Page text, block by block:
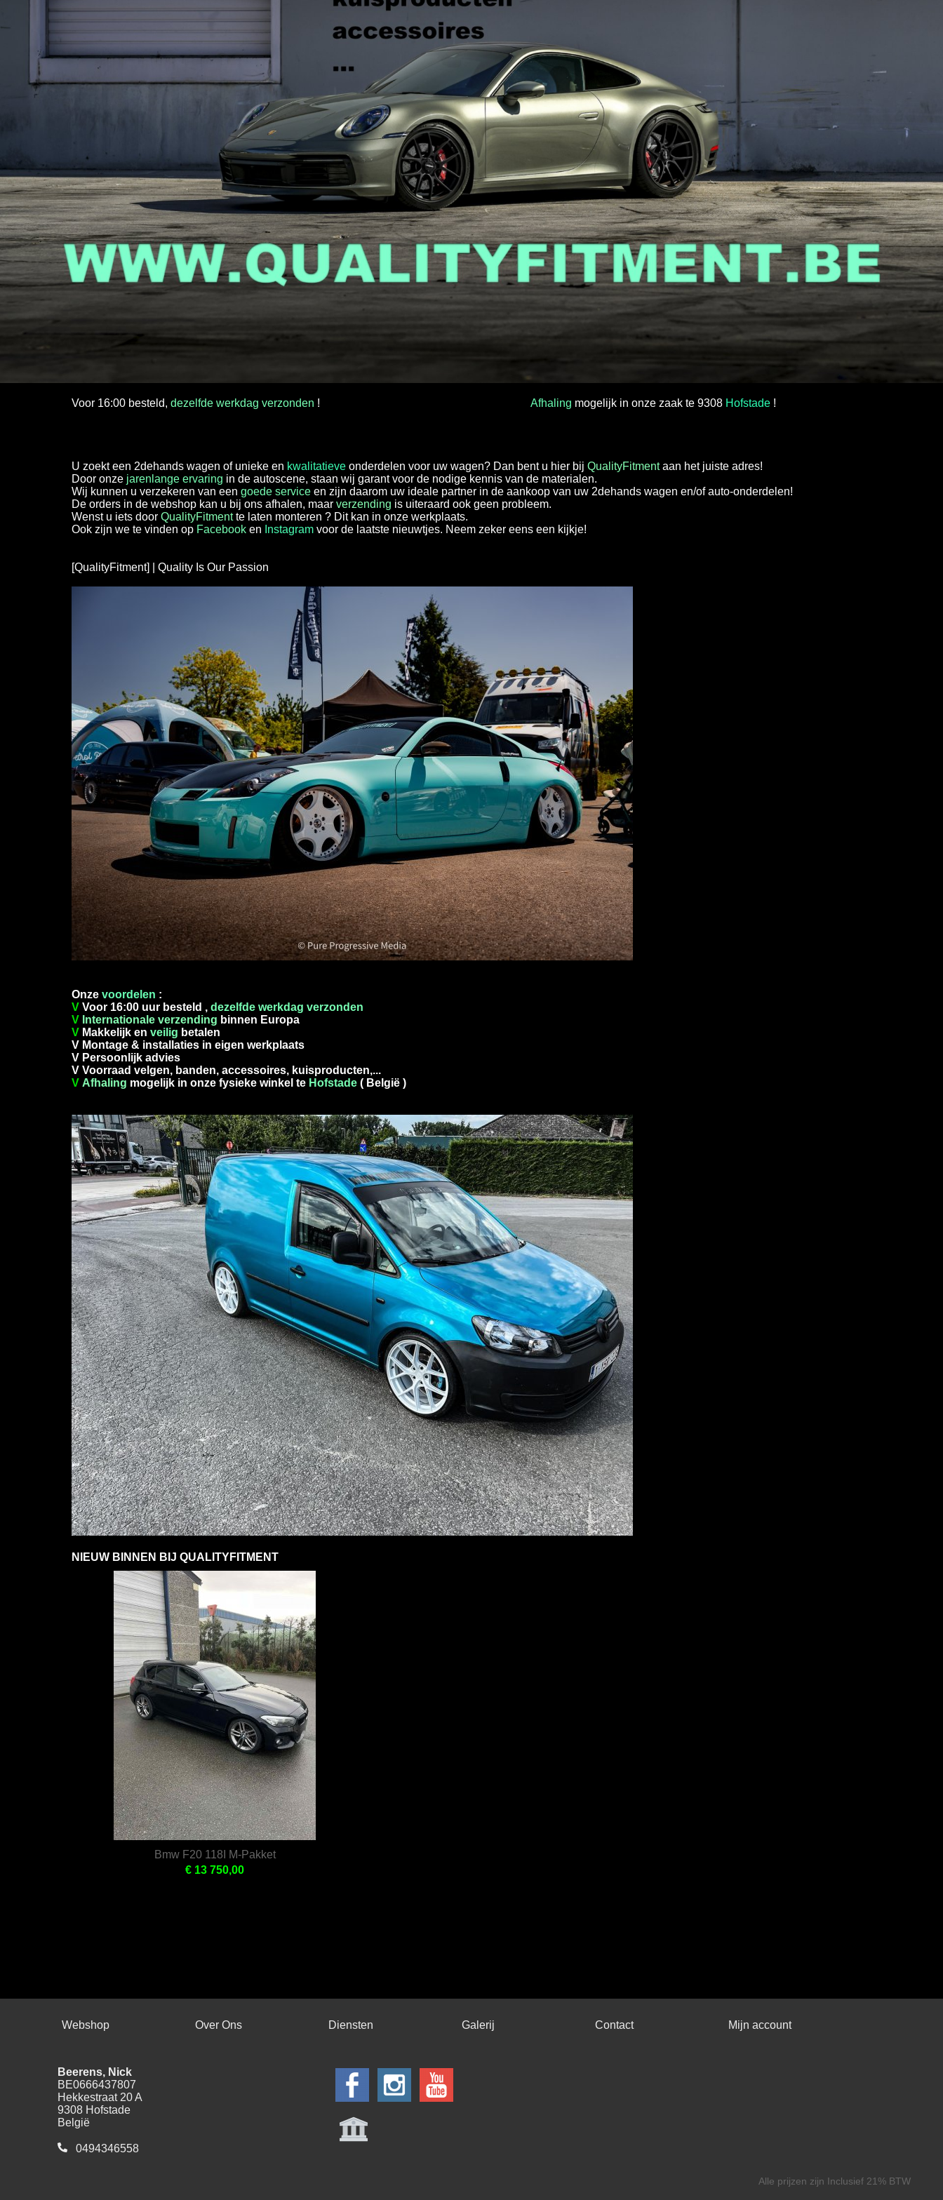
Voor 16:00 besteld, dezelfde werkdag verzonden ! Afhaling mogelijk in onze zaak te 9308 Hofstade !
U zoekt een 2dehands wagen of unieke en kwalitatieve onderdelen voor uw wagen? Dan bent u hier bij QualityFitmentaan het juiste adres!
Door onze jarenlange ervaring in de autoscene, staan wij garant voor de nodige kennis van de materialen.
Wij kunnen u verzekeren van een goede service en zijn daarom uw ideale partner in de aankoop van uw 2dehands wagen en/of auto-onderdelen!
De orders in de webshop kan u bij ons afhalen, maar verzending is uiteraard ook geen probleem.
Wenst u iets door QualityFitmentte laten monteren ? Dit kan in onze werkplaats.
Ook zijn we te vinden op Facebook en Instagram voor de laatste nieuwtjes. Neem zeker eens een kijkje!
[QualityFitment] | Quality Is Our Passion
Onze voordelen :
V Voor 16:00 uur besteld , dezelfde werkdag verzonden
V Internationale verzending binnen Europa
V Makkelijk en veilig betalen
V Montage & installaties in eigen werkplaats
V Persoonlijk advies
V Voorraad velgen, banden, accessoires, kuisproducten,...
V Afhaling mogelijk in onze fysieke winkel te Hofstade ( België )
NIEUW BINNEN BIJ QUALITYFITMENT
Bmw F20 118I M-Pakket
€ 13 750,00
Webshop Over Ons Diensten Galerij Contact Mijn account
Beerens, Nick
BE0666437807
Hekkestraat 20 A
9308 Hofstade
België
0494346558
Alle prijzen zijn Inclusief 21% BTW